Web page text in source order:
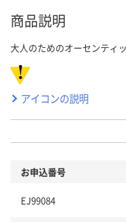
商品説明
大人のためのオーセンティ
アイコンの説明
お申込番号
EJ99084